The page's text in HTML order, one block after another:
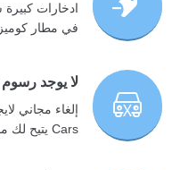
ادخارات كبيرة
في مطار
لا يوجد رسوم
Cars يتيح لك موقع